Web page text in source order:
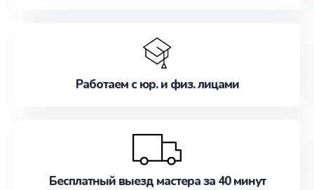
Работаем с юр. и физ. лицами
Бесплатный выезд мастера за 40 минут